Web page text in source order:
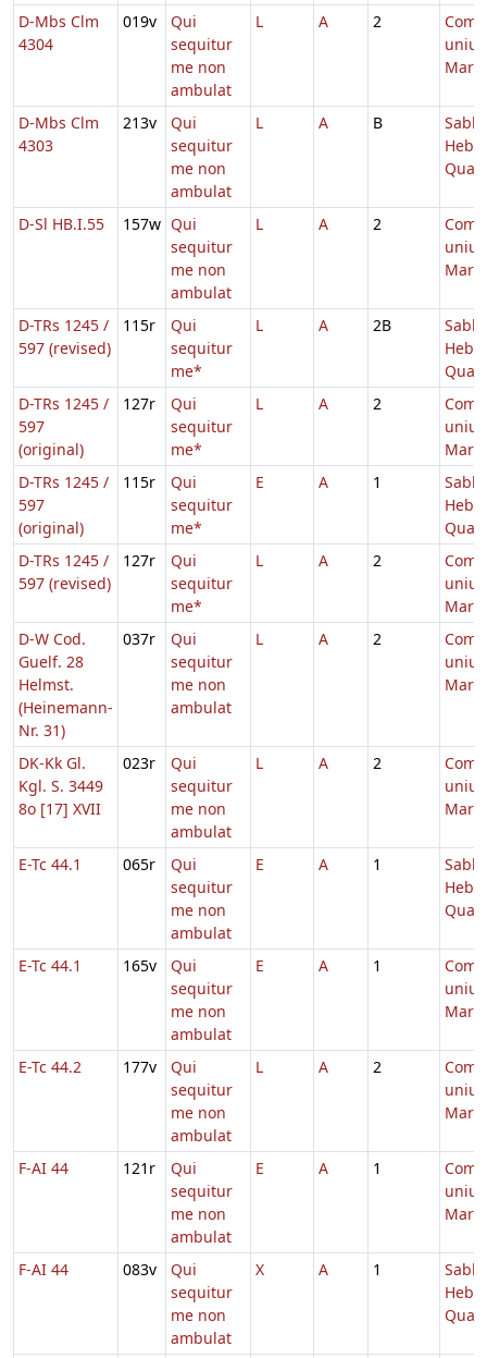
D-Mbs Clm
4304
019v
Qui
sequitur
me non
ambulat
L A 2
unius
D-Mbs Clm
4303
213v
Qui
sequitur
me non
ambulat
L A B
Sabb.
D-Sl HB.I.55 157w Qui
sequitur
me non
ambulat
L A 2
unius
D-TRs 1245 /
597 (revised)
115r
Qui
sequitur
me*
L A 2B
Sabb.
D-TRs 1245 /
597
(original)
127r
Qui
sequitur
me*
L A 2
unius
D-TRs 1245 /
597
(original)
115r
Qui
sequitur
me*
E A 1
Sabb.
D-TRs 1245 /
597 (revised)
127r
Qui
sequitur
me*
L A 2
unius
D-W Cod.
Guelf. 28
Helmst.
(Heinemann-
Nr. 31)
037r
Qui
sequitur
me non
ambulat
L A 2
unius
DK-Kk Gl.
Kgl. S. 3449
8o [17] XVII
023r
Qui
sequitur
me non
ambulat
L A 2
unius
E-Tc 44.1 065r
Qui
sequitur
me non
ambulat
E A 1
Sabb.
E-Tc 44.1 165v
Qui
sequitur
me non
ambulat
E A 1
unius
E-Tc 44.2 177v
Qui
sequitur
me non
ambulat
L A 2
unius
F-AI 44 121r
Qui
sequitur
me non
ambulat
E A 1
unius
F-AI 44 083v
Qui
sequitur
me non
ambulat
X A 1
Sabb.